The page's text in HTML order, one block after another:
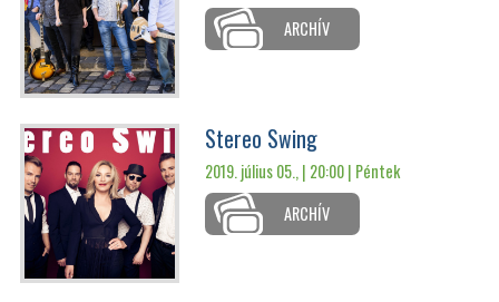
ARCHÍV
Stereo Swing
2019. július 05., | 20:00 | Péntek
ARCHÍV